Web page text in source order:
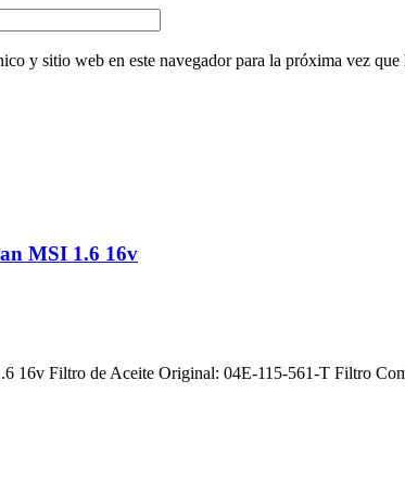
y sitio web en este navegador para la próxima vez que
MSI 1.6 16v
16v Filtro de Aceite Original: 04E-115-561-T Filtro